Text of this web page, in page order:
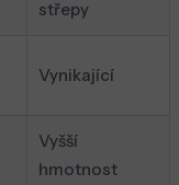
střepy
Vynikající
Vyšší
hmotnost